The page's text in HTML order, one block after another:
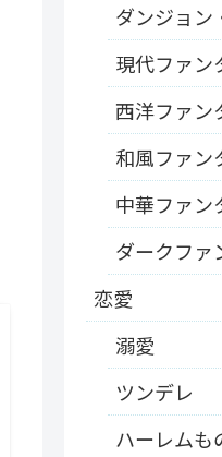
ダンジョン
現代ファン
西洋ファン
和風ファン
中華ファン
ダークファ
恋愛
溺愛
ツンデレ
ハーレムも